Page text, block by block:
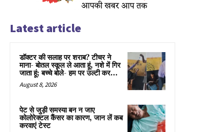
Latest article
डॉक्टर की सलाह पर शराब? टीचर ने
माना- बोतल स्कूल ले आता हूं, नशे में गिर
जाता हूं; बच्चे बोले- हम पर उल्टी कर...
August 8, 2026
पेट से जुड़ी समस्या बन न जाए
कोलोरेक्टल कैंसर का कारण, जान लें कब
करवाएं टेस्ट